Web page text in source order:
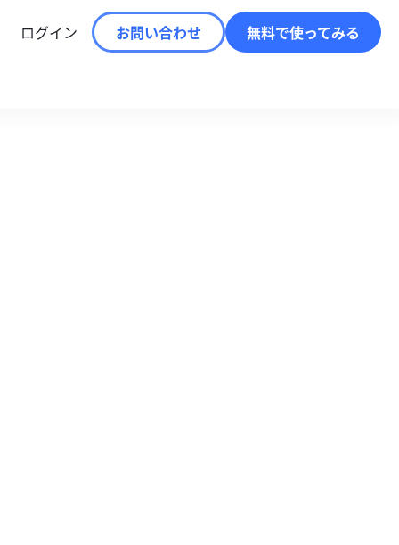
ログイン お問い合わせ 無料で使ってみる